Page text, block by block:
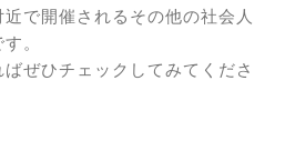
で開催されるその他の社会人
。
ぜひチェックしてみてくださ